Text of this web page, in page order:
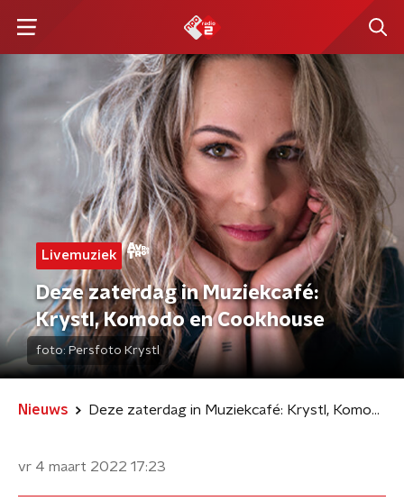
Livemuziek
Deze zaterdag in Muziekcafé:
Krystl, Komodo en Cookhouse
foto: Persfoto Krystl
Nieuws Deze zaterdag in Muziekcafé: Krystl, Komodo en Cookhouse
vr 4 maart 2022 17:23